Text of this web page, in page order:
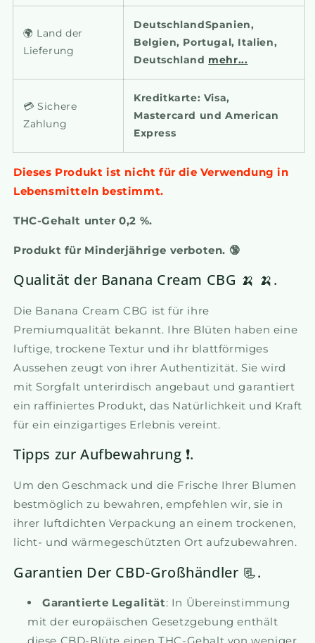
🌍 Land der
Lieferung
DeutschlandSpanien,
Belgien, Portugal, Italien,
Deutschland mehr...
💳 Sichere
Zahlung
Kreditkarte: Visa,
Mastercard und American
Express
Dieses Produkt ist nicht für die Verwendung in
Lebensmitteln bestimmt.
THC-Gehalt unter 0,2 %.
Produkt für Minderjährige verboten. 🔞
Qualität der Banana Cream CBG 🍌 🍌.
Die Banana Cream CBG ist für ihre
Premiumqualität bekannt. Ihre Blüten haben eine
luftige, trockene Textur und ihr blattförmiges
Aussehen zeugt von ihrer Authentizität. Sie wird
mit Sorgfalt unterirdisch angebaut und garantiert
ein raffiniertes Produkt, das Natürlichkeit und Kraft
für ein einzigartiges Erlebnis vereint.
Tipps zur Aufbewahrung ❗.
Um den Geschmack und die Frische Ihrer Blumen
bestmöglich zu bewahren, empfehlen wir, sie in
ihrer luftdichten Verpackung an einem trockenen,
licht- und wärmegeschützten Ort aufzubewahren.
Garantien Der CBD-Großhändler 📃.
Garantierte Legalität: In Übereinstimmung
mit der europäischen Gesetzgebung enthält